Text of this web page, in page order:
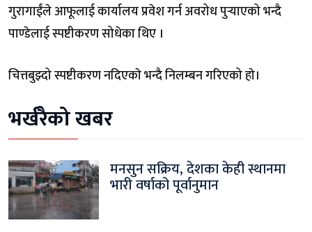
गुरागाईंले आफूलाई कार्यालय प्रवेश गर्न अवरोध पुर्‍याएको भन्दै
पाण्डेलाई स्पष्टीकरण सोधेका थिए ।
चित्तबुझ्दो स्पष्टीकरण नदिएकाे भन्दै निलम्बन गरिएको हाे।
भर्खरैको खबर
मनसुन सक्रिय, देशका केही स्थानमा
भारी वर्षाको पूर्वानुमान